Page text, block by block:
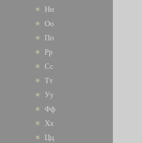
Нн
Оо
Пп
Рр
Сс
Тт
Уу
Фф
Хх
Цц